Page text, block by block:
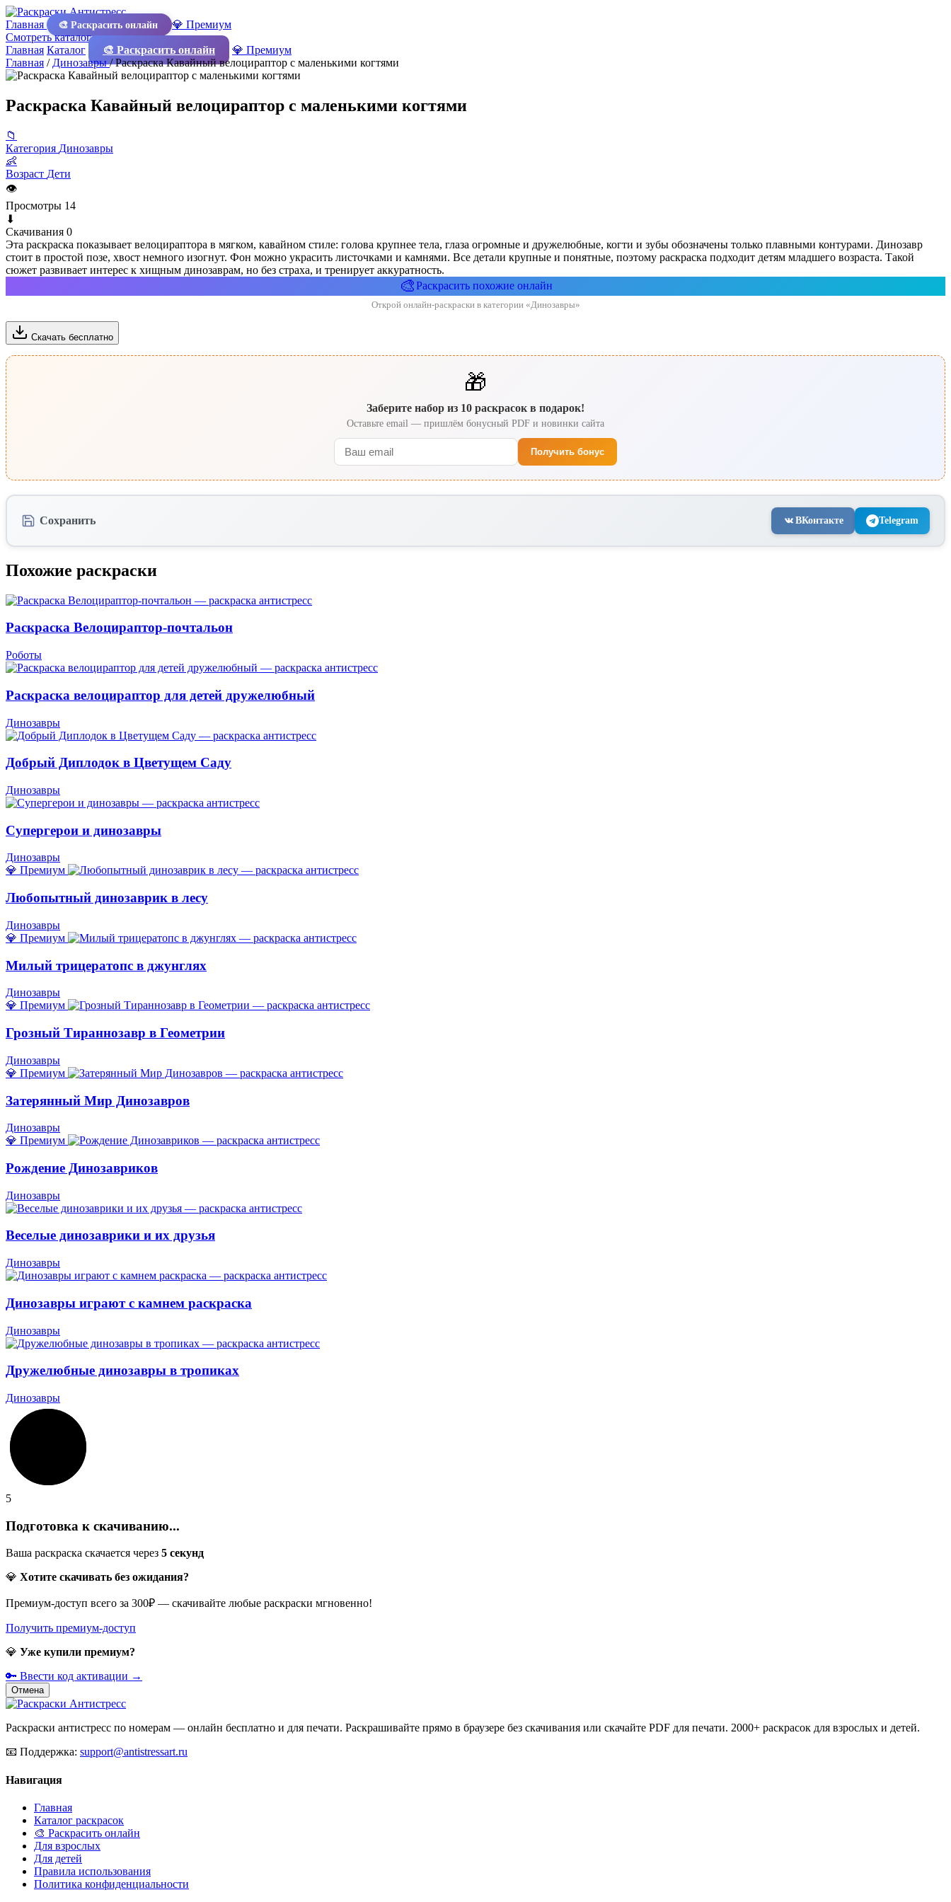
Главная 🎨 Раскрасить онлайн
💎 Премиум
Смотреть каталог
Главная Каталог 🎨 Раскрасить онлайн
💎 Премиум
Главная / Динозавры/Раскраска Кавайный велоцираптор с маленькими когтями
Раскраска Кавайный велоцираптор с маленькими когтями
📁
Категория Динозавры
👶
Возраст Дети
👁
Просмотры 14
⬇
Скачивания 0
Эта раскраска показывает велоцираптора в мягком, кавайном стиле: голова крупнее тела, глаза огромные и дружелюбные, когти и зубы обозначены только плавными контурами. Динозавр
стоит в простой позе, хвост немного изогнут. Фон можно украсить листочками и камнями. Все детали крупные и понятные, поэтому раскраска подходит детям младшего возраста. Такой
сюжет развивает интерес к хищным динозаврам, но без страха, и тренирует аккуратность.
🎨Раскрасить похожие онлайн
Открой онлайн-раскраски в категории «Динозавры»
Скачать бесплатно
🎁
Заберите набор из 10 раскрасок в подарок!
Оставьте email — пришлём бонусный PDF и новинки сайта
Получить бонус
Сохранить ВКонтакте Telegram
Похожие раскраски
Раскраска Велоцираптор-почтальон
Роботы
Раскраска велоцираптор для детей дружелюбный
Динозавры
Добрый Диплодок в Цветущем Саду
Динозавры
Супергерои и динозавры
Динозавры
💎 Премиум
Любопытный динозаврик в лесу
Динозавры
💎 Премиум
Милый трицератопс в джунглях
Динозавры
💎 Премиум
Грозный Тираннозавр в Геометрии
Динозавры
💎 Премиум
Затерянный Мир Динозавров
Динозавры
💎 Премиум
Рождение Динозавриков
Динозавры
Веселые динозаврики и их друзья
Динозавры
Динозавры играют с камнем раскраска
Динозавры
Дружелюбные динозавры в тропиках
Динозавры
5
Подготовка к скачиванию...
Ваша раскраска скачается через 5 секунд
💎 Хотите скачивать без ожидания?
Премиум-доступ всего за 300₽ — скачивайте любые раскраски мгновенно!
Получить премиум-доступ
💎 Уже купили премиум?
🔑 Ввести код активации →
Отмена
Раскраски антистресс по номерам — онлайн бесплатно и для печати. Раскрашивайте прямо в браузере без скачивания или скачайте PDF для печати. 2000+ раскрасок для взрослых и детей.
📧 Поддержка: support@antistressart.ru
Навигация
Главная
Каталог раскрасок
🎨 Раскрасить онлайн
Для взрослых
Для детей
Правила использования
Политика конфиденциальности